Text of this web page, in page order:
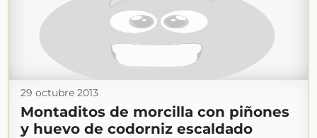
29 octubre 2013
Montaditos de morcilla con piñones
y huevo de codorniz escaldado